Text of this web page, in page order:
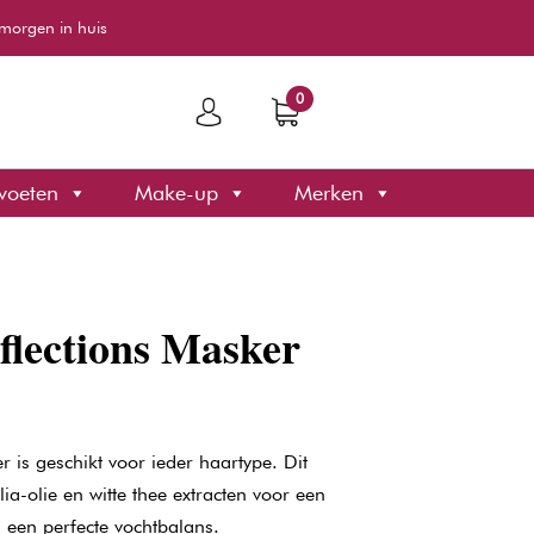
in huis
0
Make-up Merken
Masker
is geschikt voor ieder haartype. Dit
olie en witte thee extracten voor een
perfecte vochtbalans.